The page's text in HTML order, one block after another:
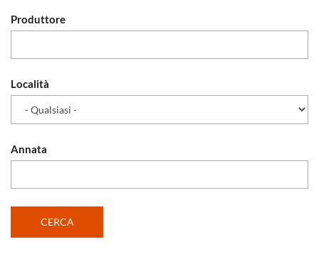
Produttore
Località
Annata